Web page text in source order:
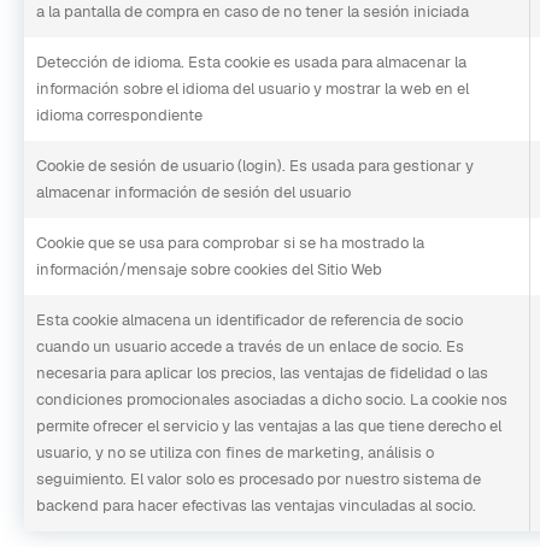
a la pantalla de compra en caso de no tener la sesión iniciada
Detección de idioma. Esta cookie es usada para almacenar la
información sobre el idioma del usuario y mostrar la web en el
idioma correspondiente
Cookie de sesión de usuario (login). Es usada para gestionar y
almacenar información de sesión del usuario
Cookie que se usa para comprobar si se ha mostrado la
información/mensaje sobre cookies del Sitio Web
Esta cookie almacena un identificador de referencia de socio
cuando un usuario accede a través de un enlace de socio. Es
necesaria para aplicar los precios, las ventajas de fidelidad o las
condiciones promocionales asociadas a dicho socio. La cookie nos
permite ofrecer el servicio y las ventajas a las que tiene derecho el
usuario, y no se utiliza con fines de marketing, análisis o
seguimiento. El valor solo es procesado por nuestro sistema de
backend para hacer efectivas las ventajas vinculadas al socio.